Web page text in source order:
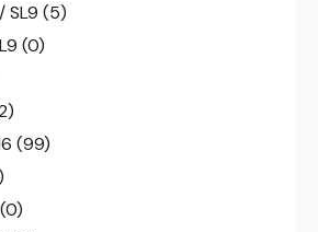
SL9 (5)
(0)
(99)
(0)